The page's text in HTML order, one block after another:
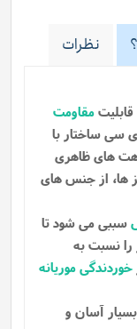
نظرات
مقاومت
سی ساختار با
های ظاهری
ها، از جنس های
سببی می شود تا
را نسبت به
خوردندگی موریانه
آسان و